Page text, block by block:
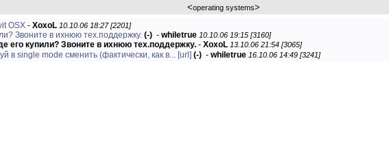
<operating systems>
OSX - XoxoL 10.10.06 18:27 [2201]
Звоните в ихнюю тех.поддержку. (-) - whiletrue 10.10.06 19:15 [3160]
его купили? Звоните в ихнюю тех.поддержку. - XoxoL 13.10.06 21:54 [3065]
в single mode сменить (фактически, как в... [url] (-) - whiletrue 16.10.06 14:49 [3241]